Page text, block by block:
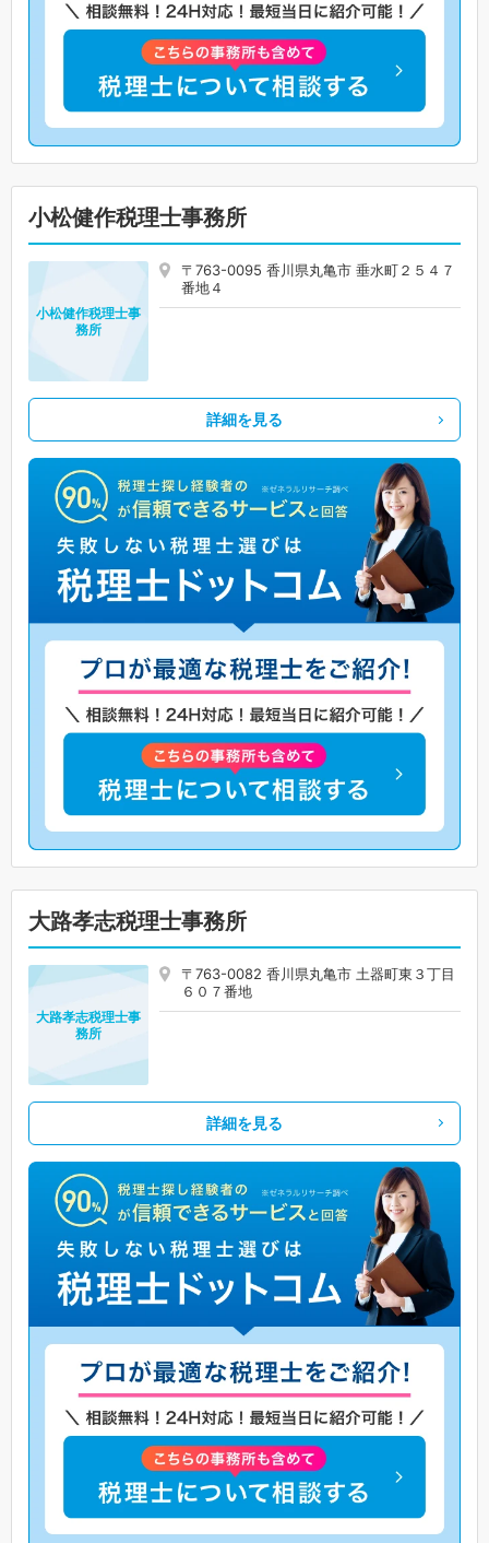
小松健作税理士事務所
〒763-0095 香川県丸亀市 垂水町２５４７
番地４
小松健作税理士事
務所
詳細を見る
大路孝志税理士事務所
〒763-0082 香川県丸亀市 土器町東３丁目
６０７番地
大路孝志税理士事
務所
詳細を見る